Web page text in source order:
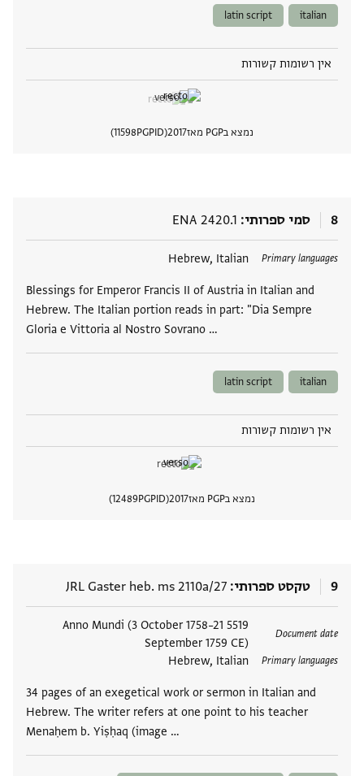
italian
latin script
אין רשומות קשורות
נמצא בPGP מאז 2017
PGPID
11598
8 סמי ספרותי ENA 2420.1
Primary languages
Hebrew, Italian
Blessings for Emperor Francis II of Austria in Italian and
Hebrew. The Italian portion reads in part: "Dia Sempre
Gloria e Vittoria al Nostro Sovrano …
תגים
italian
latin script
אין רשומות קשורות
נמצא בPGP מאז 2017
PGPID
12489
9 טקסט ספרותי JRL Gaster heb. ms 2110a/27
Document date
5519 Anno Mundi (3 October 1758–21
September 1759 CE)
Primary languages
Hebrew, Italian
34 pages of an exegetical work or sermon in Italian and
Hebrew. The writer refers at one point to his teacher
Menaḥem b. Yiṣḥaq (image …